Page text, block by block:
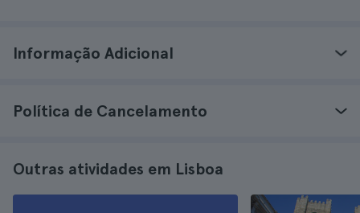
Informação Adicional
Política de Cancelamento
Outras atividades em Lisboa